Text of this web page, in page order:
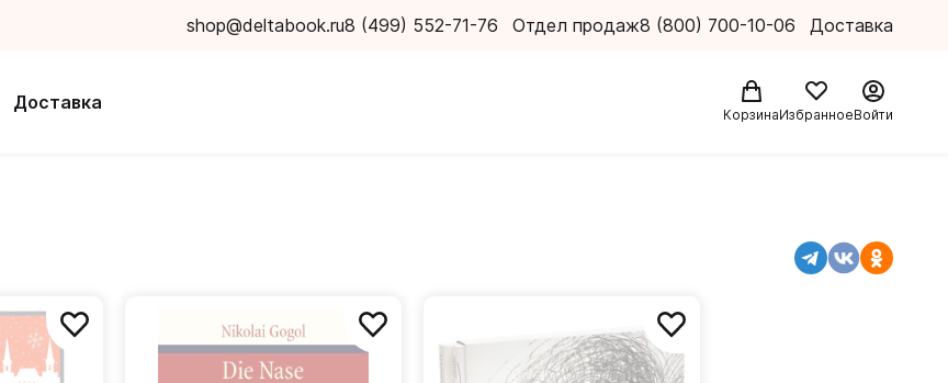
shop@deltabook.ru8 (499) 552-71-76 Отдел продаж8 (800) 700-10-06 Доставка
Доставка
КорзинаИзбранноеВойти